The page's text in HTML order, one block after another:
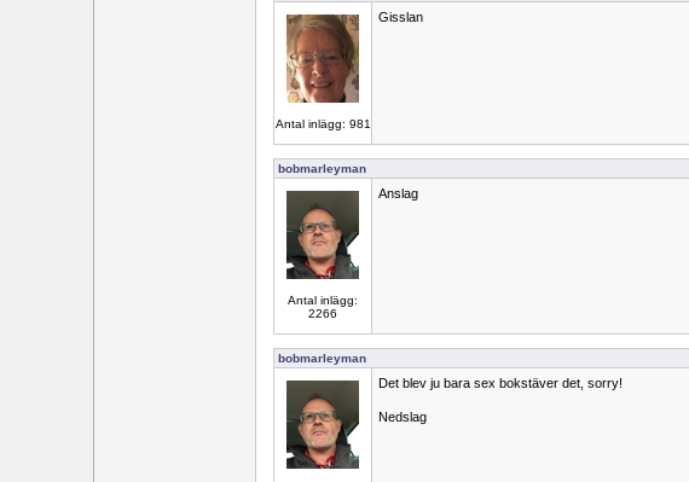
Antal inlägg: 981
Gisslan
bobmarleyman
Antal inlägg:
2266
Anslag
bobmarleyman
Det blev ju bara sex bokstäver det, sorry!
Nedslag